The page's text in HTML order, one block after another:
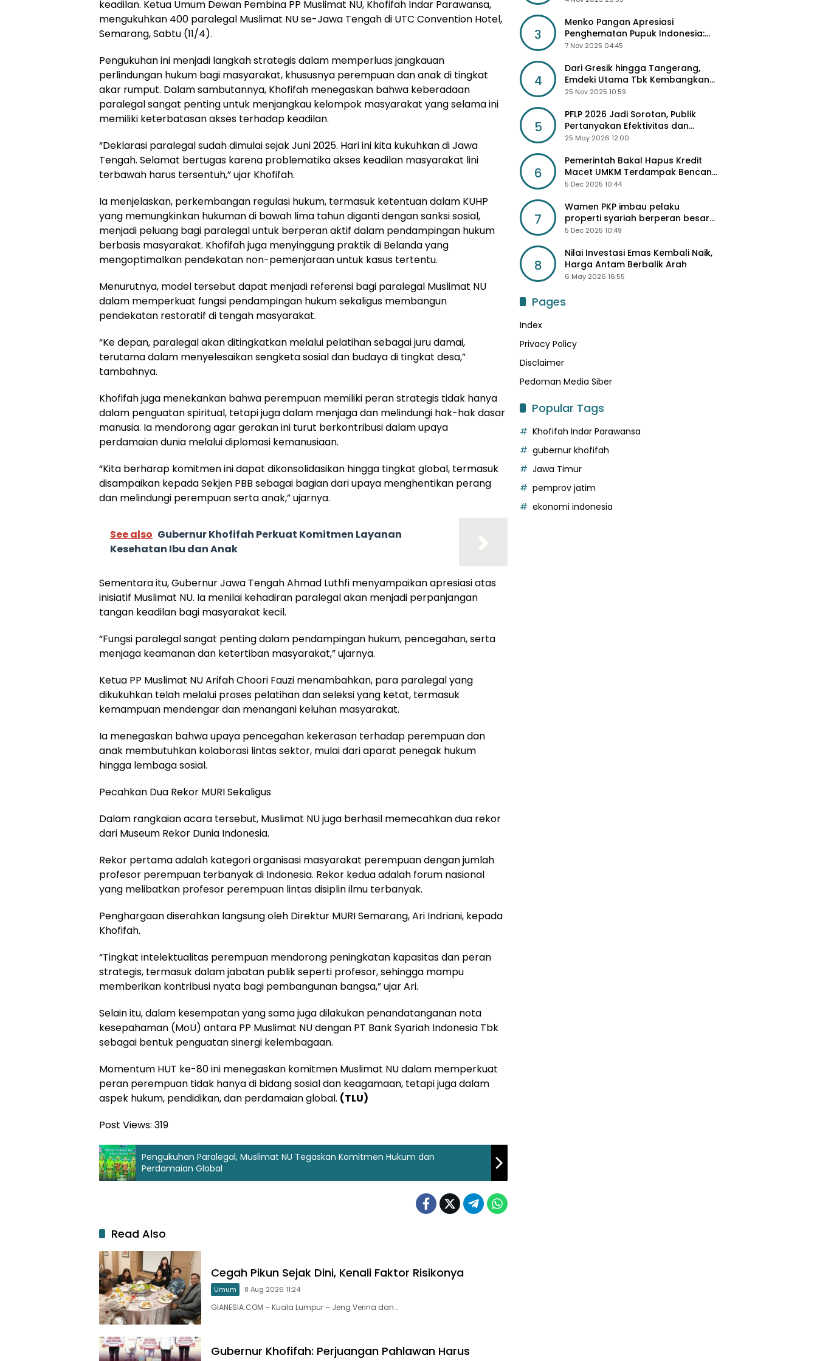
keadilan. Ketua Umum Dewan Pembina PP Muslimat NU, Khofifah Indar Parawansa,
mengukuhkan 400 paralegal Muslimat NU se-Jawa Tengah di UTC Convention Hotel,
Semarang, Sabtu (11/4).
Pengukuhan ini menjadi langkah strategis dalam memperluas jangkauan
perlindungan hukum bagi masyarakat, khususnya perempuan dan anak di tingkat
akar rumput. Dalam sambutannya, Khofifah menegaskan bahwa keberadaan
paralegal sangat penting untuk menjangkau kelompok masyarakat yang selama ini
memiliki keterbatasan akses terhadap keadilan.
“Deklarasi paralegal sudah dimulai sejak Juni 2025. Hari ini kita kukuhkan di Jawa
Tengah. Selamat bertugas karena problematika akses keadilan masyarakat lini
terbawah harus tersentuh,” ujar Khofifah.
Ia menjelaskan, perkembangan regulasi hukum, termasuk ketentuan dalam KUHP
yang memungkinkan hukuman di bawah lima tahun diganti dengan sanksi sosial,
menjadi peluang bagi paralegal untuk berperan aktif dalam pendampingan hukum
berbasis masyarakat. Khofifah juga menyinggung praktik di Belanda yang
mengoptimalkan pendekatan non-pemenjaraan untuk kasus tertentu.
Menurutnya, model tersebut dapat menjadi referensi bagi paralegal Muslimat NU
dalam memperkuat fungsi pendampingan hukum sekaligus membangun
pendekatan restoratif di tengah masyarakat.
“Ke depan, paralegal akan ditingkatkan melalui pelatihan sebagai juru damai,
terutama dalam menyelesaikan sengketa sosial dan budaya di tingkat desa,”
tambahnya.
Khofifah juga menekankan bahwa perempuan memiliki peran strategis tidak hanya
dalam penguatan spiritual, tetapi juga dalam menjaga dan melindungi hak-hak dasar
manusia. Ia mendorong agar gerakan ini turut berkontribusi dalam upaya
perdamaian dunia melalui diplomasi kemanusiaan.
“Kita berharap komitmen ini dapat dikonsolidasikan hingga tingkat global, termasuk
disampaikan kepada Sekjen PBB sebagai bagian dari upaya menghentikan perang
dan melindungi perempuan serta anak,” ujarnya.
See also Gubernur Khofifah Perkuat Komitmen Layanan
Kesehatan Ibu dan Anak
Sementara itu, Gubernur Jawa Tengah Ahmad Luthfi menyampaikan apresiasi atas
inisiatif Muslimat NU. Ia menilai kehadiran paralegal akan menjadi perpanjangan
tangan keadilan bagi masyarakat kecil.
“Fungsi paralegal sangat penting dalam pendampingan hukum, pencegahan, serta
menjaga keamanan dan ketertiban masyarakat,” ujarnya.
Ketua PP Muslimat NU Arifah Choori Fauzi menambahkan, para paralegal yang
dikukuhkan telah melalui proses pelatihan dan seleksi yang ketat, termasuk
kemampuan mendengar dan menangani keluhan masyarakat.
Ia menegaskan bahwa upaya pencegahan kekerasan terhadap perempuan dan
anak membutuhkan kolaborasi lintas sektor, mulai dari aparat penegak hukum
hingga lembaga sosial.
Pecahkan Dua Rekor MURI Sekaligus
Dalam rangkaian acara tersebut, Muslimat NU juga berhasil memecahkan dua rekor
dari Museum Rekor Dunia Indonesia.
Rekor pertama adalah kategori organisasi masyarakat perempuan dengan jumlah
profesor perempuan terbanyak di Indonesia. Rekor kedua adalah forum nasional
yang melibatkan profesor perempuan lintas disiplin ilmu terbanyak.
Penghargaan diserahkan langsung oleh Direktur MURI Semarang, Ari Indriani, kepada
Khofifah.
“Tingkat intelektualitas perempuan mendorong peningkatan kapasitas dan peran
strategis, termasuk dalam jabatan publik seperti profesor, sehingga mampu
memberikan kontribusi nyata bagi pembangunan bangsa,” ujar Ari.
Selain itu, dalam kesempatan yang sama juga dilakukan penandatanganan nota
kesepahaman (MoU) antara PP Muslimat NU dengan PT Bank Syariah Indonesia Tbk
sebagai bentuk penguatan sinergi kelembagaan.
Momentum HUT ke-80 ini menegaskan komitmen Muslimat NU dalam memperkuat
peran perempuan tidak hanya di bidang sosial dan keagamaan, tetapi juga dalam
aspek hukum, pendidikan, dan perdamaian global. (TLU)
Post Views: 319
Pengukuhan Paralegal, Muslimat NU Tegaskan Komitmen Hukum dan
Perdamaian Global
Read Also
Cegah Pikun Sejak Dini, Kenali Faktor Risikonya
Umum 8 Aug 2026 11:24
GIANESIA.COM – Kuala Lumpur – Jeng Verina dan…
Gubernur Khofifah: Perjuangan Pahlawan Harus
3
Menko Pangan Apresiasi
Penghematan Pupuk Indonesia:
Dorong Revitalisasi Pabrik dan
7 Nov 2025 04:45
4
Dari Gresik hingga Tangerang,
Emdeki Utama Tbk Kembangkan
Lini Produk Industri Masa Depan
25 Nov 2025 10:59
5
PFLP 2026 Jadi Sorotan, Publik
Pertanyakan Efektivitas dan
Seleksi Peserta
25 May 2026 12:00
6
Pemerintah Bakal Hapus Kredit
Macet UMKM Terdampak Bencana
Sumatra
5 Dec 2025 10:44
7
Wamen PKP imbau pelaku
properti syariah berperan besar
di 3 Juta Rumah
5 Dec 2025 10:49
8
Nilai Investasi Emas Kembali Naik,
Harga Antam Berbalik Arah
6 May 2026 16:55
Pages
Index
Privacy Policy
Disclaimer
Pedoman Media Siber
Popular Tags
Khofifah Indar Parawansa
gubernur khofifah
Jawa Timur
pemprov jatim
ekonomi indonesia